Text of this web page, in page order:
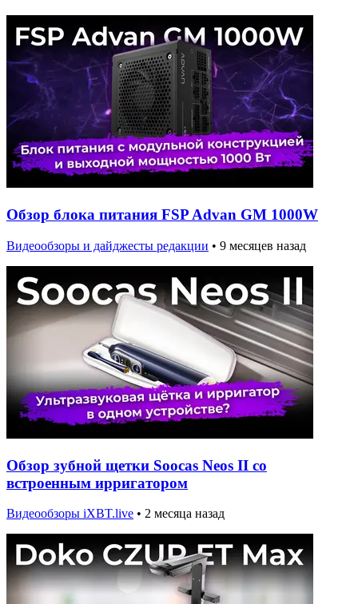
Обзор блока питания FSP Advan GM 1000W
Видеообзоры и дайджесты редакции • 9 месяцев назад
Обзор зубной щетки Soocas Neos II со
встроенным ирригатором
Видеообзоры iXBT.live • 2 месяца назад